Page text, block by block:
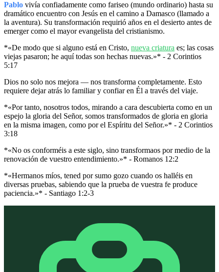
Pablo vivía confiadamente como fariseo (mundo ordinario) hasta su
dramático encuentro con Jesús en el camino a Damasco (llamado a
la aventura). Su transformación requirió años en el desierto antes de
emerger como el mayor evangelista del cristianismo.
*«De modo que si alguno está en Cristo, nueva criatura es; las cosas
viejas pasaron; he aquí todas son hechas nuevas.»* - 2 Corintios
5:17
Dios no solo nos mejora — nos transforma completamente. Esto
requiere dejar atrás lo familiar y confiar en Él a través del viaje.
*«Por tanto, nosotros todos, mirando a cara descubierta como en un
espejo la gloria del Señor, somos transformados de gloria en gloria
en la misma imagen, como por el Espíritu del Señor.»* - 2 Corintios
3:18
*«No os conforméis a este siglo, sino transformaos por medio de la
renovación de vuestro entendimiento.»* - Romanos 12:2
*«Hermanos míos, tened por sumo gozo cuando os halléis en
diversas pruebas, sabiendo que la prueba de vuestra fe produce
paciencia.»* - Santiago 1:2-3